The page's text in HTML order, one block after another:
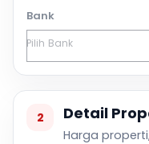
Bank
2 Detail
Harga